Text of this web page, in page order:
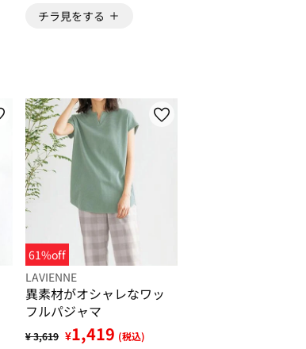
チラ見をする
61%off
LAVIENNE
異素材がオシャレなワッ
フルパジャマ
¥ 3,619 ¥1,419 (税込)